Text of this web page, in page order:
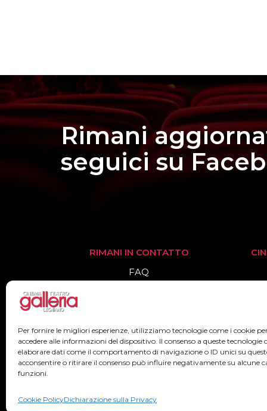
Per fornire le migliori esperienze, utilizziamo tecnologie come i cookie
accedere alle informazioni del dispositivo. Il consenso a queste tecnologie
elaborare dati come il comportamento di navigazione o ID unici su
acconsentire o ritirare il consenso può influire negativamente su alcune
funzioni.
Cookie PolicyDichiarazione sulla Privacy
Rimani
seguici su
RIMANI IN CONTATTO
FAQ
2022©